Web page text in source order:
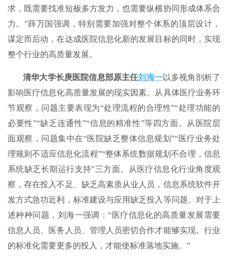
求，既需要找准短板多方发力，也需要纵横协同形成体系合
力。”薛万国强调，特别需要加强对整个体系的顶层设计，
谋定而后动，在达成医院信息化新的发展目标的同时，实现
整个行业的高质量发展。
清华大学长庚医院信息部原主任刘海一以多视角剖析了
影响医疗信息化高质量发展的现实因素。从具体医疗业务环
节观察，问题主要表现为“处理流程的合理性”“处理功能的
必要性”“缺乏连通性”“信息的精准性”等四方面。从医院层
面观察，问题集中在“医院缺乏整体信息规划”“医疗业务处
理规则不适应信息化流程”“整体系统数据规划不合理，信息
系统缺乏长期运行支持”三方面。从医疗信息化行业角度观
察，存在投入不足、缺乏高素质从业人员，信息系统软件开
发方式急功近利，标准建设与应用缺乏投入等问题。对于上
述种种问题，刘海一强调：“医疗信息化的高质量发展需要
信息人员、医务人员、管理人员密切合作才能够实现。行业
的标准化需要更多的投入，才能使标准落地实施。”